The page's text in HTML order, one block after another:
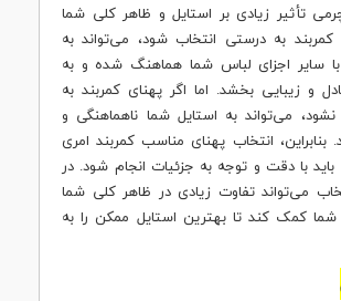
تأثیر زیادی بر استایل و ظاهر کلی شما
کمربند به درستی انتخاب شود، می‌تواند به
سایر اجزای لباس شما هماهنگ شده و به
و زیبایی بخشد. اما اگر پهنای کمربند به
می‌تواند به استایل شما ناهماهنگی و
بنابراین، انتخاب پهنای مناسب کمربند امری
با دقت و توجه به جزئیات انجام شود. در
می‌تواند تفاوت زیادی در ظاهر کلی شما
شما کمک کند تا بهترین استایل ممکن را به